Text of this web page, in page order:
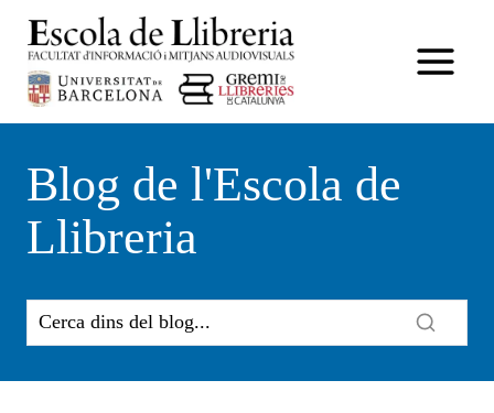
contingut
Blog de l'Escola de
Llibreria